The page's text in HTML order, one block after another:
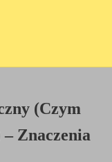
(Czym
Znaczenia